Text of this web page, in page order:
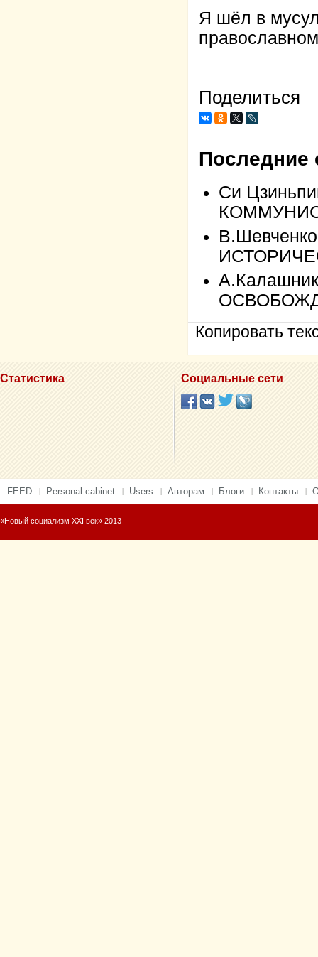
Я шёл в
Поделиться
Последние
Си
Копировать
Статистика Социальные сети
FEED Personal cabinet Users Авторам Блоги Контакты
«Новый социализм XXI век» 2013